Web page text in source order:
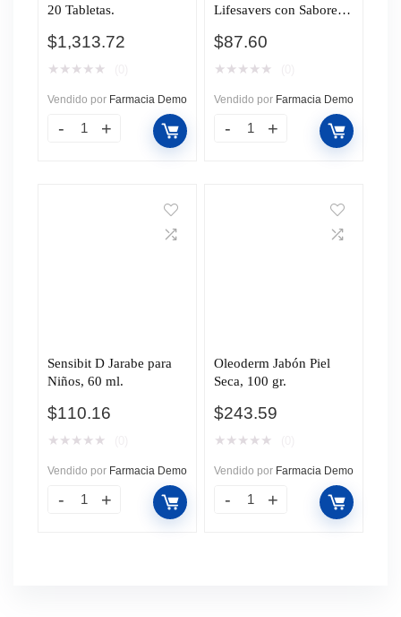
20 Tabletas.
$1,313.72
★ ★ ★ ★ ★
Vendido por Farmacia Demo
Lifesavers con Sabores
198 gr.
$87.60
★ ★ ★ ★ ★
Vendido por Farmacia Demo
Sensibit D Jarabe para
Niños, 60 ml.
$110.16
★ ★ ★ ★ ★
Vendido por Farmacia Demo
Oleoderm Jabón Piel
Seca, 100 gr.
$243.59
★ ★ ★ ★ ★
Vendido por Farmacia Demo